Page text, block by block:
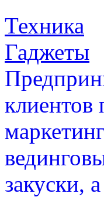
Техника
Гаджеты
клиентов
закуски,